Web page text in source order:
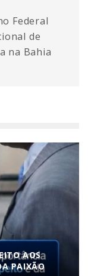
Federal
de
na Bahia
AOS
PAIXÃO